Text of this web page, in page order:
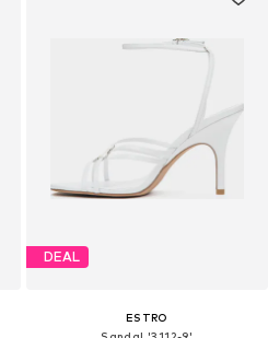
DEAL
ESTRO